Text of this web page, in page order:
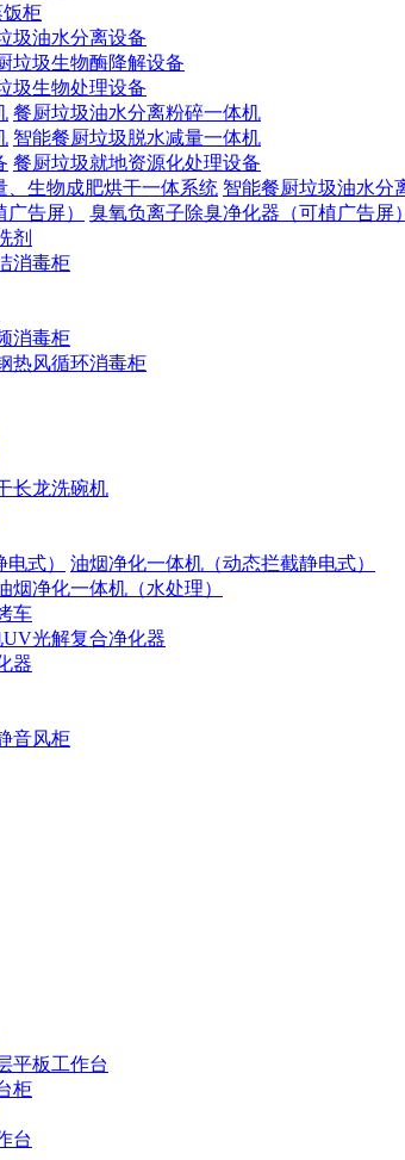
饭柜
圾油水分离设备
垃圾生物酶降解设备
圾生物处理设备
餐厨垃圾油水分离粉碎一体机
智能餐厨垃圾脱水减量一体机
餐厨垃圾就地资源化处理设备
智能餐厨垃圾油水分
臭氧负离子除臭净化器（可植广告屏）
剂
消毒柜
消毒柜
热风循环消毒柜
长龙洗碗机
油烟净化一体机（动态拦截静电式）
烟净化一体机（水处理）
车
光解复合净化器
器
音风柜
平板工作台
柜
台